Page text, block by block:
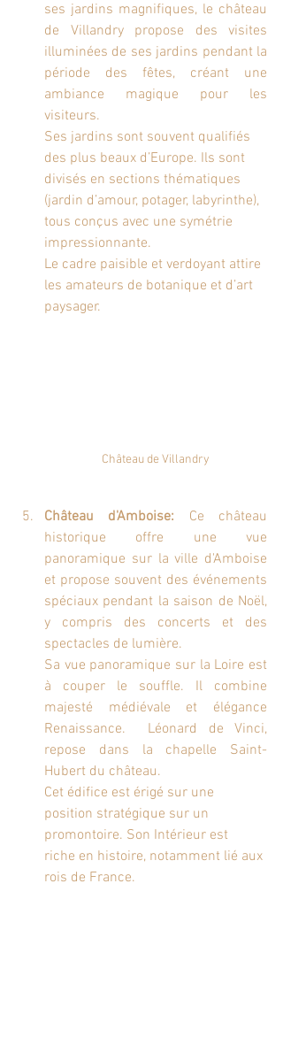
ses jardins magnifiques, le château
de Villandry propose des visites
illuminées de ses jardins pendant la
période des fêtes, créant une
ambiance magique pour les
visiteurs.
Ses jardins sont souvent qualifiés
des plus beaux d’Europe. Ils sont
divisés en sections thématiques
(jardin d’amour, potager, labyrinthe),
tous conçus avec une symétrie
impressionnante.
Le cadre paisible et verdoyant attire
les amateurs de botanique et d’art
paysager.
Château de Villandry
Château d'Amboise: Ce château
historique offre une vue
panoramique sur la ville d'Amboise
et propose souvent des événements
spéciaux pendant la saison de Noël,
y compris des concerts et des
spectacles de lumière.
Sa vue panoramique sur la Loire est
à couper le souffle. Il combine
majesté médiévale et élégance
Renaissance.  Léonard de Vinci,
repose dans la chapelle Saint-
Hubert du château.
Cet édifice est érigé sur une
position stratégique sur un
promontoire. Son Intérieur est
riche en histoire, notamment lié aux
rois de France.